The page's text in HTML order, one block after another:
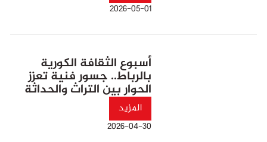
2026-05-01
أسبوع الثقافة الكورية
بالرباط.. جسور فنية تعزز
الحوار بين التراث والحداثة
المزيد
2026-04-30